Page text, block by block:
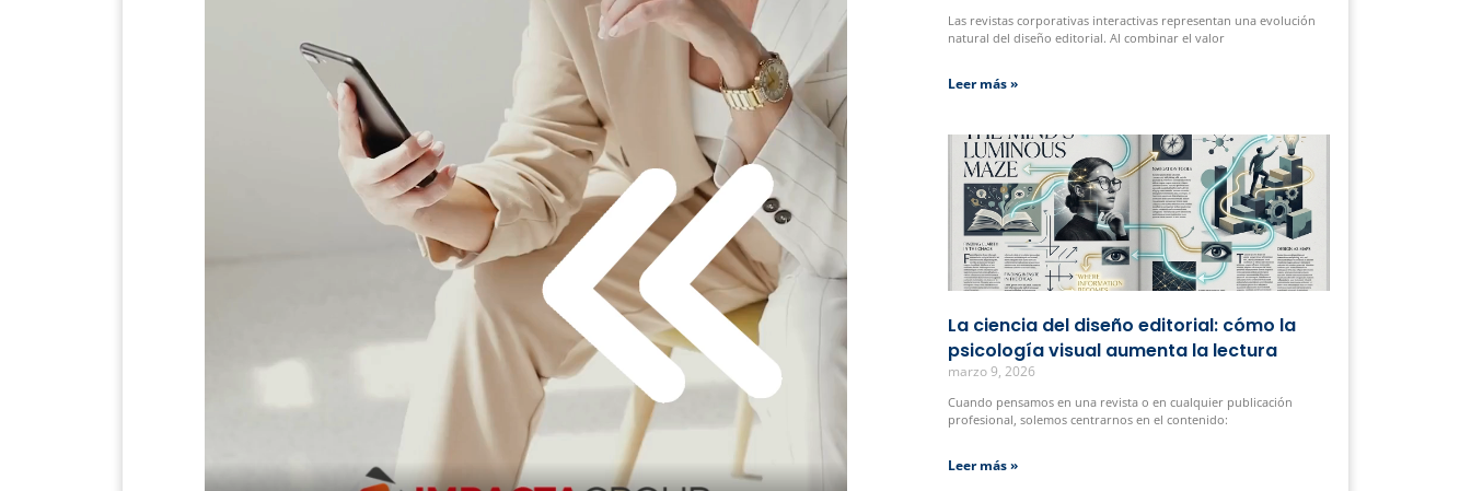
Las revistas corporativas interactivas representan una evolución
natural del diseño editorial. Al combinar el valor
Leer más »
La ciencia del diseño editorial: cómo la
psicología visual aumenta la lectura
marzo 9, 2026
Cuando pensamos en una revista o en cualquier publicación
profesional, solemos centrarnos en el contenido:
Leer más »